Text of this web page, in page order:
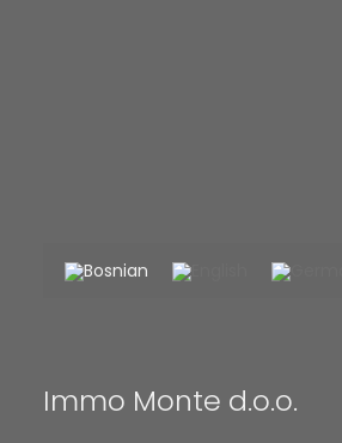
Immo Monte d.o.o.